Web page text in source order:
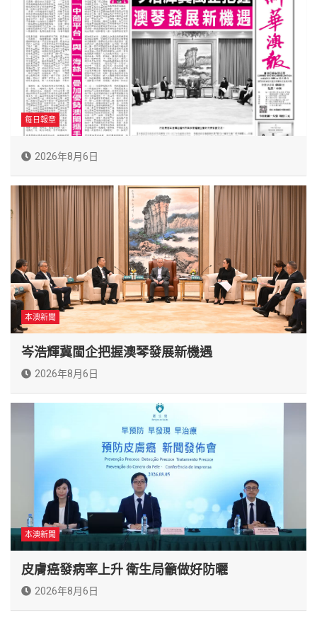
每日報章
2026年8月6日
本澳新聞
岑浩輝冀閩企把握澳琴發展新機遇
2026年8月6日
本澳新聞
皮膚癌發病率上升 衛生局籲做好防曬
2026年8月6日